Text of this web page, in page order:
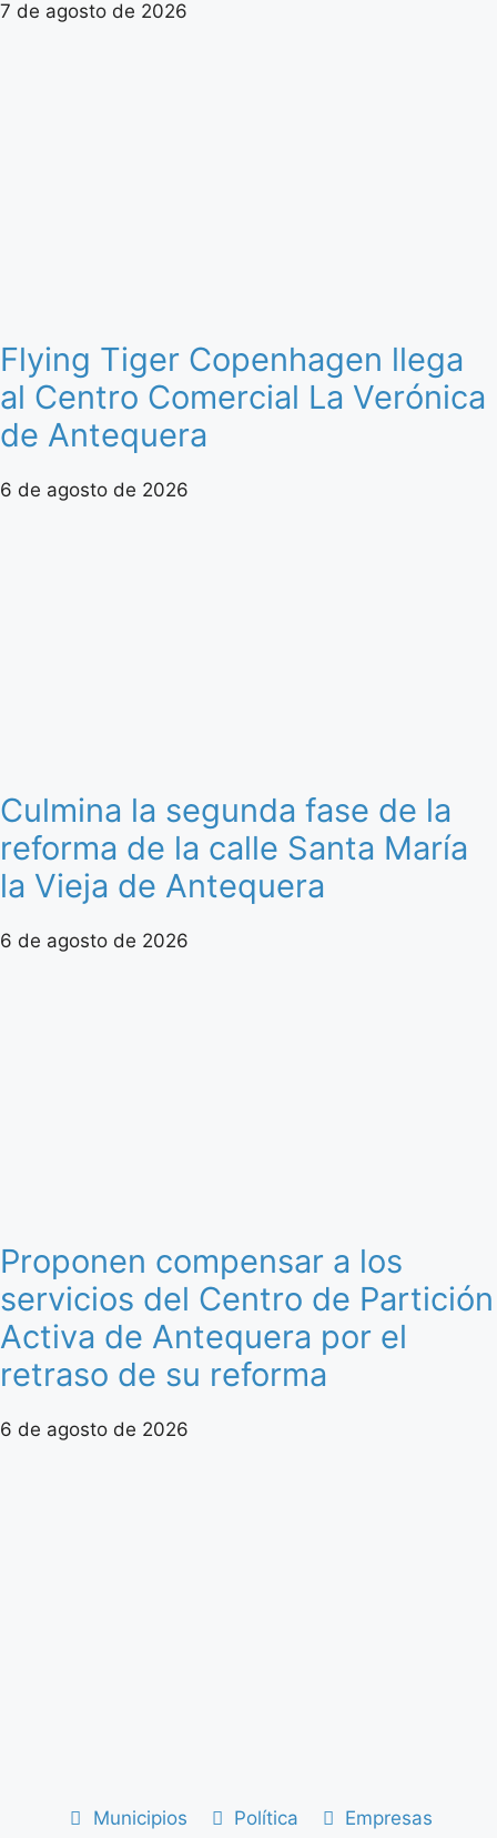
7 de agosto de 2026
Flying Tiger Copenhagen llega
al Centro Comercial La Verónica
de Antequera
6 de agosto de 2026
Culmina la segunda fase de la
reforma de la calle Santa María
la Vieja de Antequera
6 de agosto de 2026
Proponen compensar a los
servicios del Centro de Partición
Activa de Antequera por el
retraso de su reforma
6 de agosto de 2026
Municipios Política
Empresas